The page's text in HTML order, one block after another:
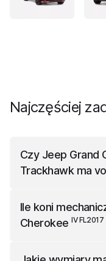
Najczęściej
Czy Jeep Grand
Trackhawk ma
standardzie
Ile koni
CherokeeIV FL2017